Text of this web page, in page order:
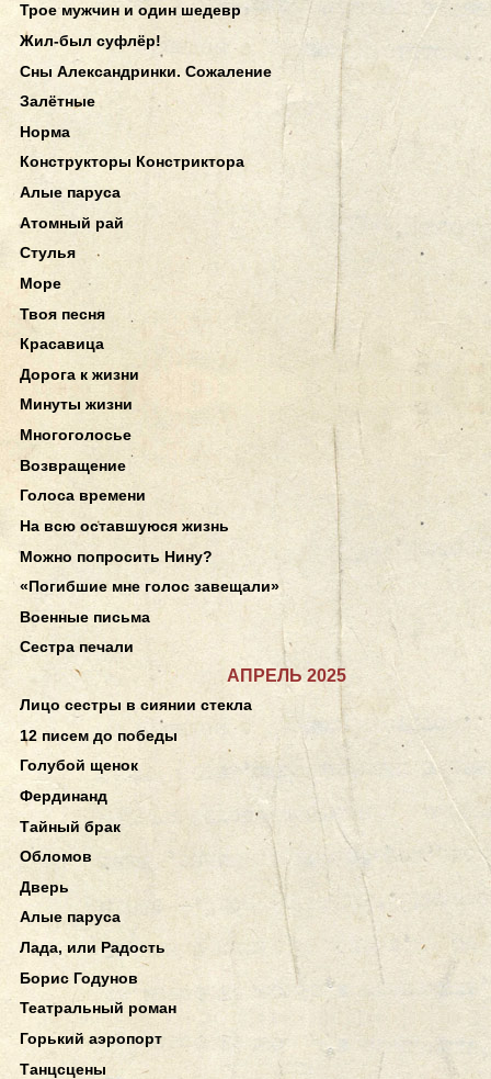
Трое мужчин и один шедевр
Жил-был суфлёр!
Сны Александринки. Сожаление
Залётные
Норма
Конструкторы Констриктора
Алые паруса
Атомный рай
Стулья
Море
Твоя песня
Красавица
Дорога к жизни
Минуты жизни
Многоголосье
Возвращение
Голоса времени
На всю оставшуюся жизнь
Можно попросить Нину?
«Погибшие мне голос завещали»
Военные письма
Сестра печали
АПРЕЛЬ 2025
Лицо сестры в сиянии стекла
12 писем до победы
Голубой щенок
Фердинанд
Тайный брак
Обломов
Дверь
Алые паруса
Лада, или Радость
Борис Годунов
Театральный роман
Горький аэропорт
Танцсцены